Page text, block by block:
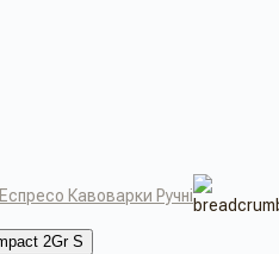
Еспресо Кавоварки Ручні